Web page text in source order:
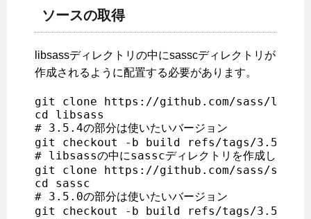
ソースの取得
libsassディレクトリの中にsasscディレクトリが
作成されるように配置する必要があります。
git clone https://github.com/sass/
cd libsass
# 3.5.4の部分は使いたいバージョン
git checkout -b build refs/tags/3.5.4
# libsassの中にsasscディレクトリを作成して移動
git clone https://github.com/sass/sassc
cd sassc
# 3.5.0の部分は使いたいバージョン
git checkout -b build refs/tags/3.5.0